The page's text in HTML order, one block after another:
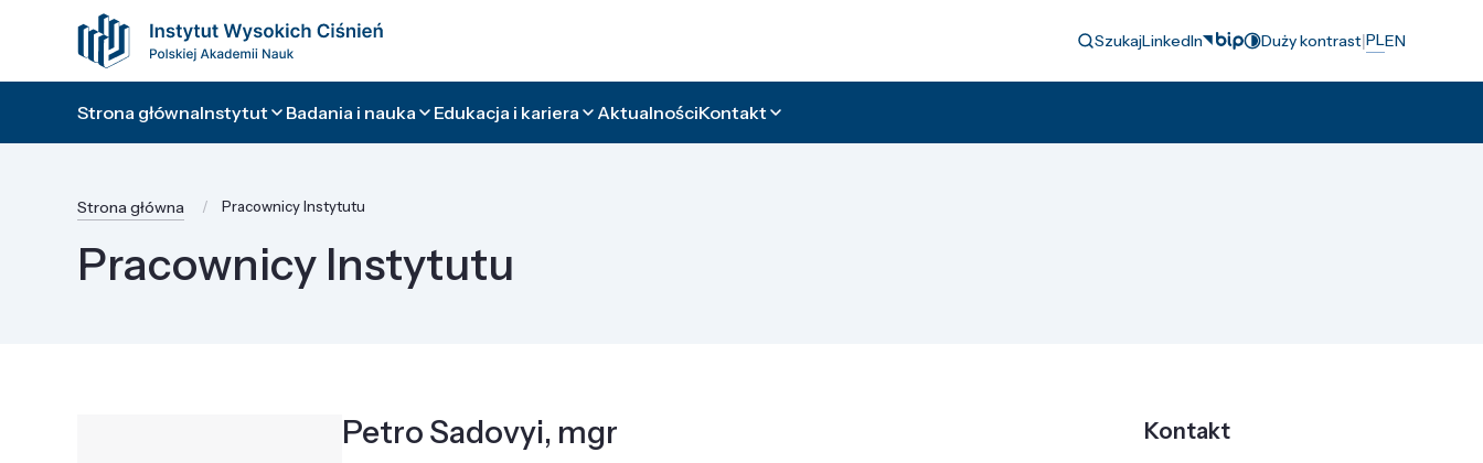
SzukajLinkedIn Duży kontrast|PLEN
Strona głównaInstytut Badania i nauka Edukacja i kariera AktualnościKontakt
Strona główna Pracownicy Instytutu
Pracownicy Instytutu
Petro Sadovyi, mgr Kontakt